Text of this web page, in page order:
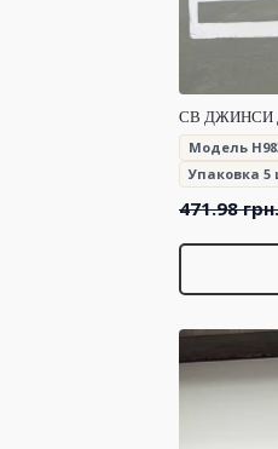
СВ ДЖИНСИ
Модель
Упаковка 5
471.98грн.